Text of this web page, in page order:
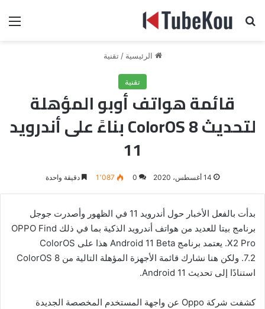
بحث عن
الرئيسية / تقنية
تقنية
قائمة هواتف أوبو المؤهلة
لتحديث ColorOS 8 بناءً على أندرويد
11
14 أغسطس، 2020 0 1٬087 دقيقة واحدة
بدأت بالفعل الأخبار حول أندرويد 11 في الظهور وأصدرت جوجل
برنامج بيتا للعديد من هواتف أندرويد الذكية بما في ذلك OPPO Find
X2 Pro. يعتمد برنامج Android 11 Beta هذا على ColorOS
7.2. ولكن هنا نشارك قائمة الأجهزة المؤهلة التالية من ColorOS 8
استنادًا إلى تحديث Android 11.
كشفت شركة Oppo عن واجهة المستخدم المخصصة الجديدة